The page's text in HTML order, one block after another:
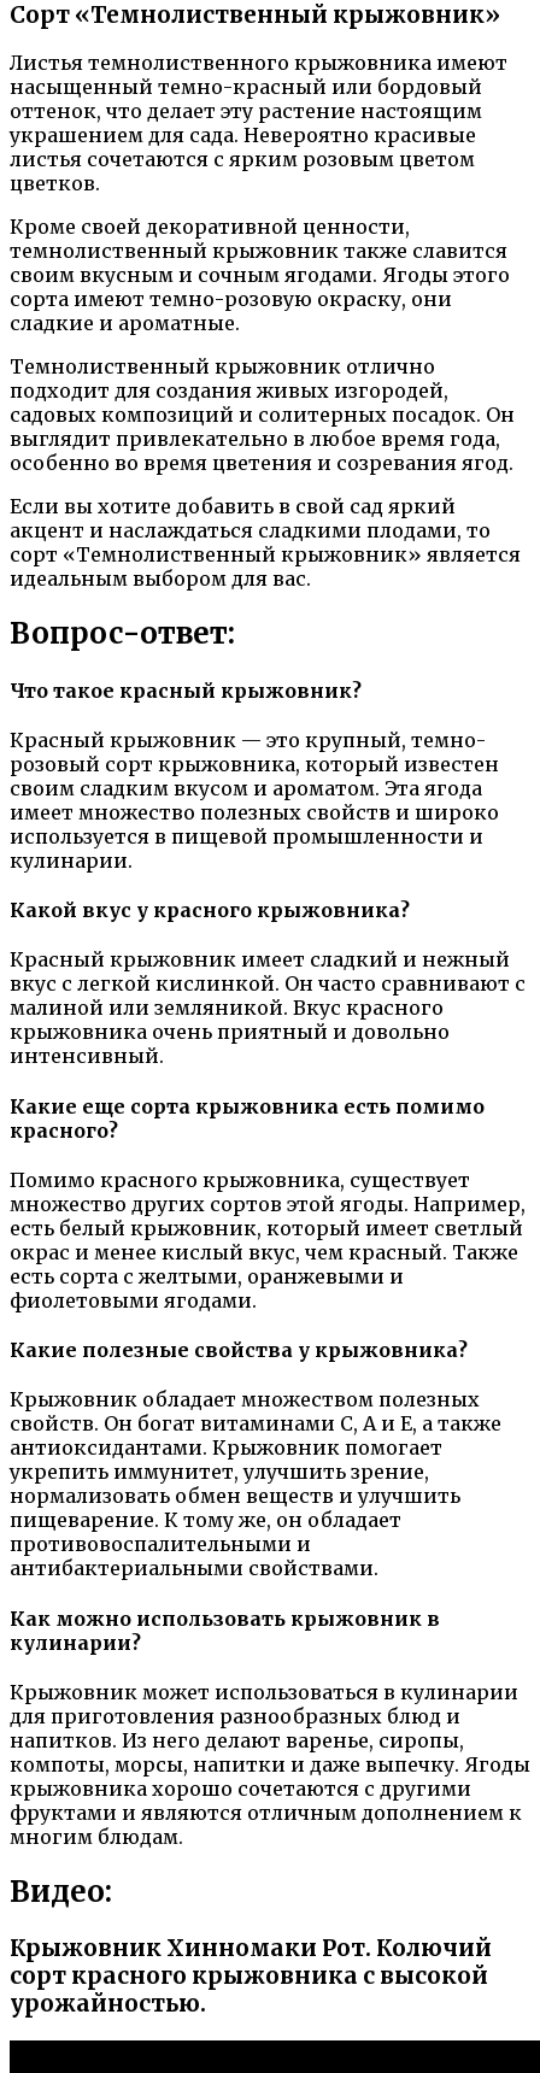
Сорт «Темнолиственный крыжовник»
Листья темнолиственного крыжовника имеют
насыщенный темно-красный или бордовый
оттенок, что делает эту растение настоящим
украшением для сада. Невероятно красивые
листья сочетаются с ярким розовым цветом
цветков.
Кроме своей декоративной ценности,
темнолиственный крыжовник также славится
своим вкусным и сочным ягодами. Ягоды этого
сорта имеют темно-розовую окраску, они
сладкие и ароматные.
Темнолиственный крыжовник отлично
подходит для создания живых изгородей,
садовых композиций и солитерных посадок. Он
выглядит привлекательно в любое время года,
особенно во время цветения и созревания ягод.
Если вы хотите добавить в свой сад яркий
акцент и наслаждаться сладкими плодами, то
сорт «Темнолиственный крыжовник» является
идеальным выбором для вас.
Вопрос-ответ:
Что такое красный крыжовник?
Красный крыжовник — это крупный, темно-
розовый сорт крыжовника, который известен
своим сладким вкусом и ароматом. Эта ягода
имеет множество полезных свойств и широко
используется в пищевой промышленности и
кулинарии.
Какой вкус у красного крыжовника?
Красный крыжовник имеет сладкий и нежный
вкус с легкой кислинкой. Он часто сравнивают с
малиной или земляникой. Вкус красного
крыжовника очень приятный и довольно
интенсивный.
Какие еще сорта крыжовника есть помимо
красного?
Помимо красного крыжовника, существует
множество других сортов этой ягоды. Например,
есть белый крыжовник, который имеет светлый
окрас и менее кислый вкус, чем красный. Также
есть сорта с желтыми, оранжевыми и
фиолетовыми ягодами.
Какие полезные свойства у крыжовника?
Крыжовник обладает множеством полезных
свойств. Он богат витаминами С, А и Е, а также
антиоксидантами. Крыжовник помогает
укрепить иммунитет, улучшить зрение,
нормализовать обмен веществ и улучшить
пищеварение. К тому же, он обладает
противовоспалительными и
антибактериальными свойствами.
Как можно использовать крыжовник в
кулинарии?
Крыжовник может использоваться в кулинарии
для приготовления разнообразных блюд и
напитков. Из него делают варенье, сиропы,
компоты, морсы, напитки и даже выпечку. Ягоды
крыжовника хорошо сочетаются с другими
фруктами и являются отличным дополнением к
многим блюдам.
Видео:
Крыжовник Хинномаки Рот. Колючий
сорт красного крыжовника с высокой
урожайностью.